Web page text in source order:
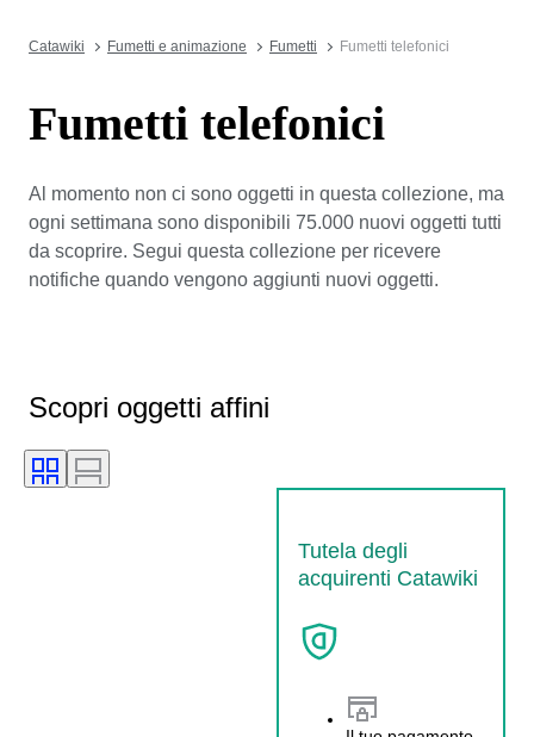
Catawiki Fumetti e animazione Fumetti Fumetti telefonici
Fumetti telefonici
Al momento non ci sono oggetti in questa collezione, ma
ogni settimana sono disponibili 75.000 nuovi oggetti tutti
da scoprire. Segui questa collezione per ricevere
notifiche quando vengono aggiunti nuovi oggetti.
Scopri oggetti affini
Tutela degli
acquirenti Catawiki